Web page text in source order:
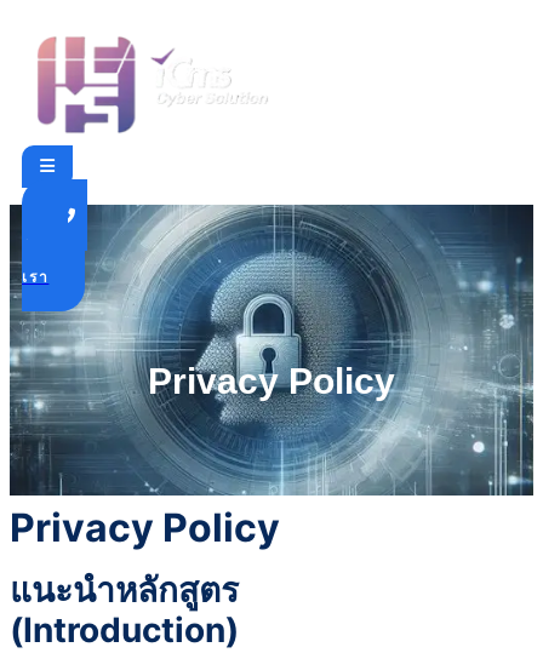
เรา
Privacy Policy
Privacy Policy
แนะนำหลักสูตร
(Introduction)